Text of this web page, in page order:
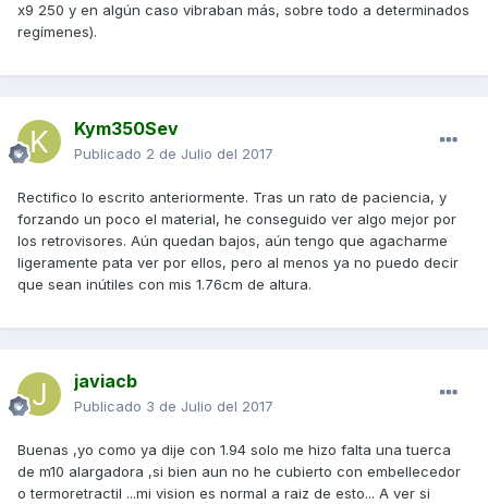
x9 250 y en algún caso vibraban más, sobre todo a determinados
regímenes).
Kym350Sev
Publicado 2 de Julio del 2017
Rectifico lo escrito anteriormente. Tras un rato de paciencia, y
forzando un poco el material, he conseguido ver algo mejor por
los retrovisores. Aún quedan bajos, aún tengo que agacharme
ligeramente pata ver por ellos, pero al menos ya no puedo decir
que sean inútiles con mis 1.76cm de altura.
javiacb
Publicado 3 de Julio del 2017
Buenas ,yo como ya dije con 1.94 solo me hizo falta una tuerca
de m10 alargadora ,si bien aun no he cubierto con embellecedor
o termoretractil ...mi vision es normal a raiz de esto... A ver si